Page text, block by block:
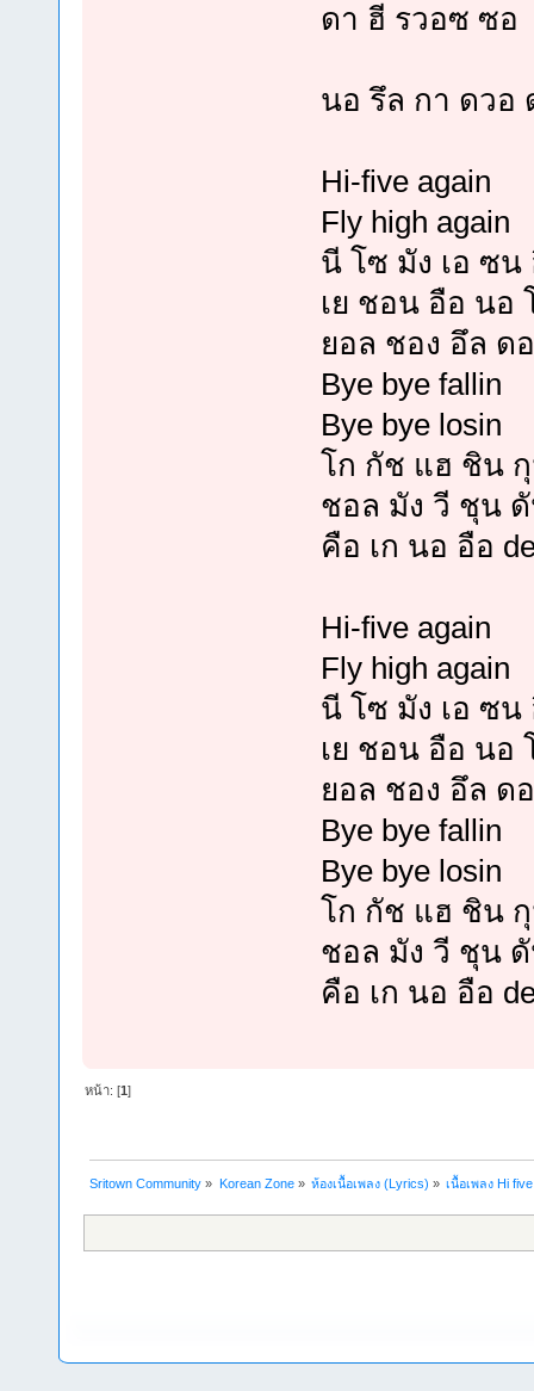
ดา ฮี รวอซ ซอ
นอ รึล กา ดวอ
Hi-five again
Fly high again
นี โซ มัง เอ ซ
เย ชอน อือ นอ
ยอล ชอง อึล ด
Bye bye fallin
Bye bye losin
โก กัช แฮ ชิน
ชอล มัง วี ชุน
คือ เก นอ อือ
Hi-five again
Fly high again
นี โซ มัง เอ ซ
เย ชอน อือ นอ
ยอล ชอง อึล ด
Bye bye fallin
Bye bye losin
โก กัช แฮ ชิน
ชอล มัง วี ชุน
คือ เก นอ อือ
หน้า: [1]
Sritown Community » Korean Zone» ห้องเนื้อเพลง (Lyrics) » เนื้อเพลง Hi